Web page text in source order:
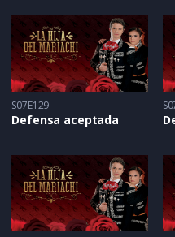
S07E129
Defensa aceptada